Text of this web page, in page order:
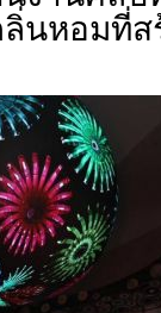
ลิ่นหอมที่ส